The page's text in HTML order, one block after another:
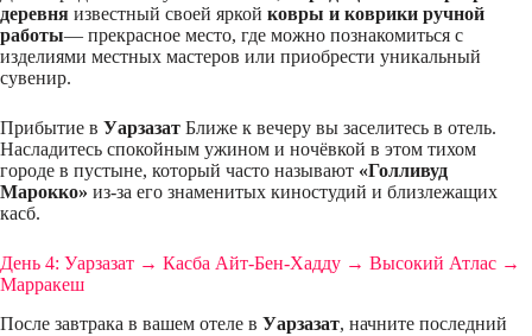
деревня известный своей яркой ковры и коврики ручной
работы— прекрасное место, где можно познакомиться с
изделиями местных мастеров или приобрести уникальный
сувенир.
Прибытие в Уарзазат Ближе к вечеру вы заселитесь в отель.
Насладитесь спокойным ужином и ночёвкой в ​​этом тихом
городе в пустыне, который часто называют «Голливуд
Марокко» из-за его знаменитых киностудий и близлежащих
касб.
День 4: Уарзазат → Касба Айт-Бен-Хадду → Высокий Атлас →
Марракеш
После завтрака в вашем отеле в Уарзазат, начните последний